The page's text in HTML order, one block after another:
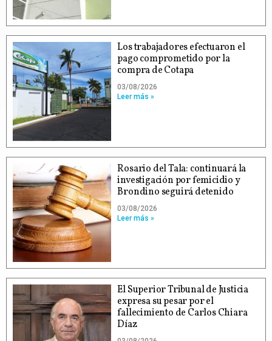
Los trabajadores efectuaron el
pago comprometido por la
compra de Cotapa
03/08/2026
Leer más »
Rosario del Tala: continuará la
investigación por femicidio y
Brondino seguirá detenido
03/08/2026
Leer más »
El Superior Tribunal de Justicia
expresa su pesar por el
fallecimiento de Carlos Chiara
Díaz